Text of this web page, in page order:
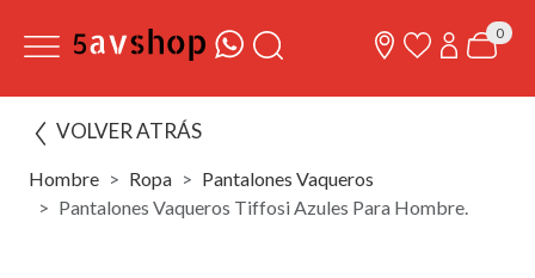
0
VOLVER ATRÁS
Hombre Ropa
Pantalones Vaqueros
Pantalones Vaqueros Tiffosi Azules Para Hombre.